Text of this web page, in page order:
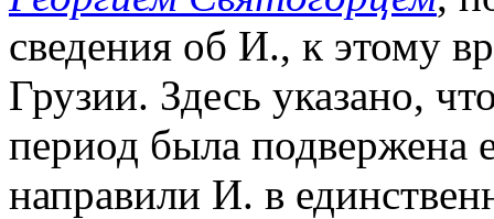
сведения об И., к этому
Грузии. Здесь указано,
период была подвержена
направили И. в